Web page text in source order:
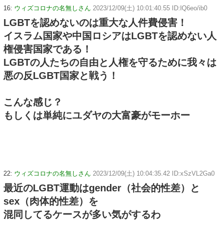
16: ウィズコロナの名無しさん 2023/12/09(土) 10:01:40.55 ID:lQ6eo/ib0
LGBTを認めないのは重大な人件費侵害！
イスラム国家や中国ロシアはLGBTを認めない人
権侵害国家である！
LGBTの人たちの自由と人権を守るために我々は
悪の反LGBT国家と戦う！
こんな感じ？
もしくは単純にユダヤの大富豪がモーホー
22: ウィズコロナの名無しさん 2023/12/09(土) 10:04:35.42 ID:xSzVL2Ga0
最近のLGBT運動はgender（社会的性差）と
sex（肉体的性差）を
混同してるケースが多い気がするわ